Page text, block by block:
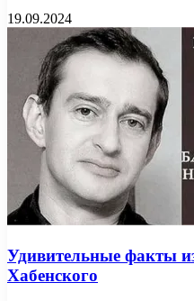
19.09.2024
Удивительные факты
Хабенского